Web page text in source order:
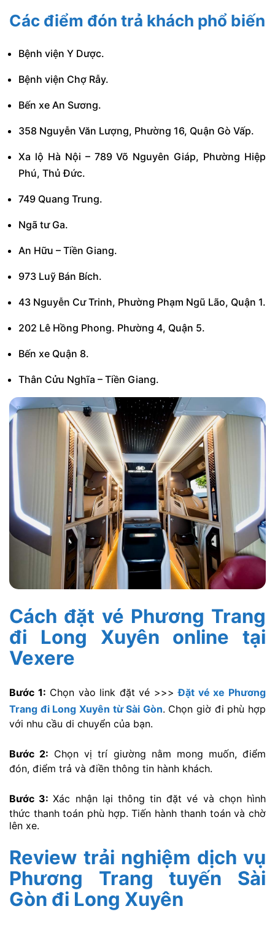
Các điểm đón trả khách phổ biến
Bệnh viện Y Dược.
Bệnh viện Chợ Rẫy.
Bến xe An Sương.
358 Nguyễn Văn Lượng, Phường 16, Quận Gò Vấp.
Xa lộ Hà Nội – 789 Võ Nguyên Giáp, Phường Hiệp
Phú, Thủ Đức.
749 Quang Trung.
Ngã tư Ga.
An Hữu – Tiền Giang.
973 Luỹ Bán Bích.
43 Nguyễn Cư Trinh, Phường Phạm Ngũ Lão, Quận 1.
202 Lê Hồng Phong. Phường 4, Quận 5.
Bến xe Quận 8.
Thân Cửu Nghĩa – Tiền Giang.
Cách đặt vé Phương Trang
đi Long Xuyên online tại
Vexere
Bước 1: Chọn vào link đặt vé >>>Đặt vé xe Phương
Trang đi Long Xuyên từ Sài Gòn. Chọn giờ đi phù hợp
với nhu cầu di chuyển của bạn.
Bước 2: Chọn vị trí giường nằm mong muốn, điểm
đón, điểm trả và điền thông tin hành khách.
Bước 3:Xác nhận lại thông tin đặt vé và chọn hình
thức thanh toán phù hợp. Tiến hành thanh toán và chờ
lên xe.
Review trải nghiệm dịch vụ
Phương Trang tuyến Sài
Gòn đi Long Xuyên